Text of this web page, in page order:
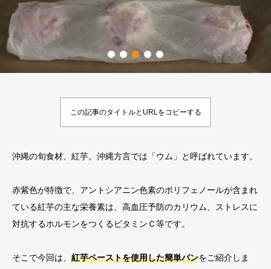
この記事のタイトルとURLをコピーする
沖縄の旬食材、紅芋。沖縄方言では「ウム」と呼ばれています。
赤紫色が特徴で、アントシアニン色素のポリフェノールが含まれ
ている紅芋の主な栄養素は、高血圧予防のカリウム、ストレスに
対抗するホルモンをつくるビタミンＣ等です。
そこで今回は、 紅芋ペーストを使用した簡単パンをご紹介しま